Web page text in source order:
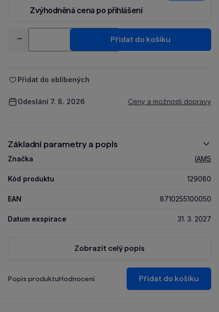
Zvýhodněná cena po přihlášení
-
+
Přidat do košíku
Přidat do oblíbených
Odeslání 7. 8. 2026 Ceny a možnosti dopravy
Základní parametry a popis
Značka IAMS
Kód produktu 129080
EAN 8710255100050
Datum exspirace 31. 3. 2027
Zobrazit celý popis
Popis produktuHodnocení Přidat do košíku